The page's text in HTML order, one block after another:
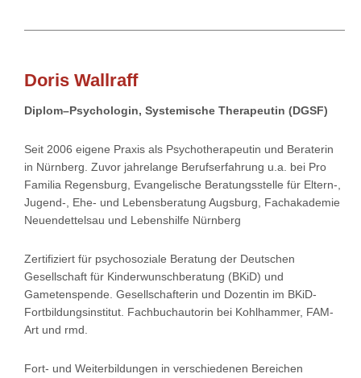
Doris Wallraff
Diplom–Psychologin, Systemische Therapeutin (DGSF)
Seit 2006 eigene Praxis als Psychotherapeutin und Beraterin
in Nürnberg. Zuvor jahrelange Berufserfahrung u.a. bei Pro
Familia Regensburg, Evangelische Beratungsstelle für Eltern-,
Jugend-, Ehe- und Lebensberatung Augsburg, Fachakademie
Neuendettelsau und Lebenshilfe Nürnberg
Zertifiziert für psychosoziale Beratung der Deutschen
Gesellschaft für Kinderwunschberatung (BKiD) und
Gametenspende. Gesellschafterin und Dozentin im BKiD-
Fortbildungsinstitut. Fachbuchautorin bei Kohlhammer, FAM-
Art und rmd.
Fort- und Weiterbildungen in verschiedenen Bereichen